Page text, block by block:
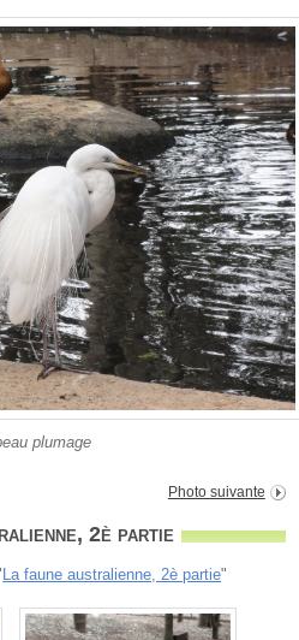
plumage
Photo suivante
2è partie
La faune australienne, 2è partie"